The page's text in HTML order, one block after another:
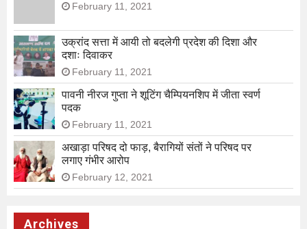
February 11, 2021
उक्रांद सत्ता में आयी तो बदलेगी प्रदेश की दिशा और
दशाः दिवाकर
February 11, 2021
पावनी नीरज गुप्ता ने शूटिंग चैम्पियनशिप में जीता स्वर्ण
पदक
February 11, 2021
अखाड़ा परिषद दो फाड़, बैरागियों संतों ने परिषद पर
लगाए गंभीर आरोप
February 12, 2021
Archives